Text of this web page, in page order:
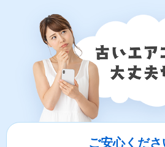
ご安心くださ